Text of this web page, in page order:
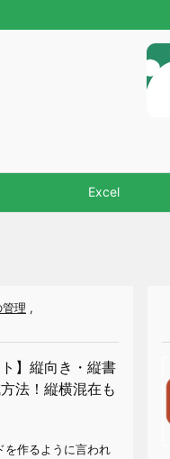
Excel
理 ,
ト】縦向き・縦書
法！縦横混在も
を作るように言われ